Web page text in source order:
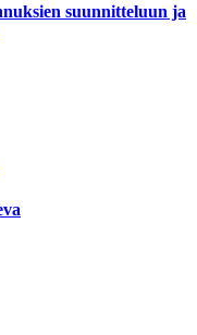
suunnitteluun ja